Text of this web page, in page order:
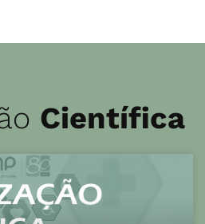
Científica